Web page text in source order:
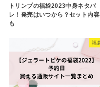
トリンプの福袋2023中身ネタバ
レ！発売はいつから？セット内容
も
福